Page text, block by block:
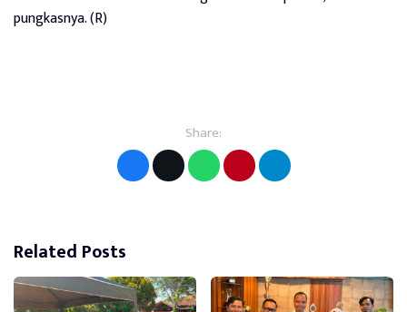
pungkasnya. (R)
Share:
Related Posts